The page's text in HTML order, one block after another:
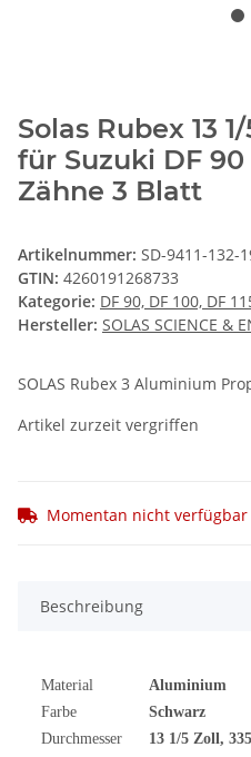
Solas Rubex 13
für Suzuki DF 90
Zähne 3 Blatt
Artikelnummer: SD-9411-132-
GTIN: 4260191268733
Kategorie: DF 90, DF 100, DF
Hersteller: SOLAS SCIENCE &
SOLAS Rubex 3 Aluminium
Artikel zurzeit vergriffen
Momentan nicht verfügbar
Beschreibung
Material
Aluminium
Farbe
Schwarz
Durchmesser
13 1/5 Zoll ,